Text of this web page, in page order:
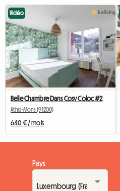
Vidéo
Belle Chambre Dans Cosy Coloc #2
Athis-Mons (91200)
640 € / mois
Pays